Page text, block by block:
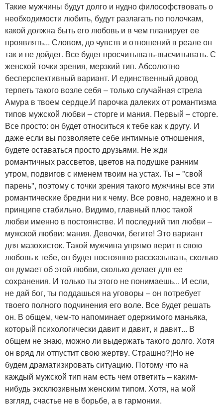
Такие мужчины будут долго и нудно философствовать о
необходимости любить, будут разлагать по полочкам,
какой должна быть его любовь и в чем планирует ее
проявлять... Словом, до чувств и отношений в реале он
так и не дойдет. Все будет просчитывать-высчитывать. С
женской точки зрения, мерзкий тип. Абсолютно
бесперспективный вариант. И единственный довод
терпеть такого возле себя – только случайная стрела
Амура в твоем сердце.И парочка далеких от романтизма
типов мужской любви – сторге и мания. Первый – сторге.
Все просто: он будет относиться к тебе как к другу. И
даже если вы позволяете себе интимные отношения,
будете оставаться просто друзьями. Не жди
романтичных рассветов, цветов на подушке ранним
утром, подвигов с именем твоим на устах. Ты – "свой
парень", поэтому с точки зрения такого мужчины все эти
романтические бредни ни к чему. Все ровно, надежно и в
принципе стабильно. Видимо, главный плюс такой
любви именно в постоянстве. И последний тип любви –
мужской любви: мания. Девочки, бегите! Это вариант
для мазохисток. Такой мужчина упрямо верит в свою
любовь к тебе, он будет постоянно рассказывать, сколько
он думает об этой любви, сколько делает для ее
сохранения. И только ты этого не понимаешь... И если,
не дай бог, ты поддашься на уговоры – он потребует
твоего полного подчинения его воле. Все будет решать
он. В общем, чем-то напоминает одержимого маньяка,
который психологически давит и давит, и давит... В
общем не знаю, можно ли выдержать такого долго. Хотя
он вряд ли отпустит свою жертву. Страшно?)Но не
будем драматизировать ситуацию. Потому что на
каждый мужской тип нам есть чем ответить – каким-
нибудь эксклюзивным женским типом. Хотя, на мой
взгляд, счастье не в борьбе, а в гармонии.